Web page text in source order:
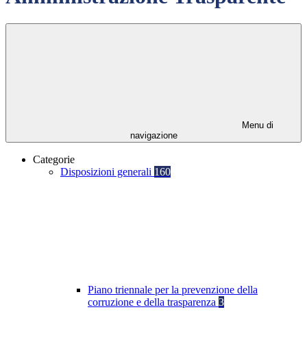
Menu di
navigazione
Categorie
Disposizioni generali 160
Piano triennale per la prevenzione della
corruzione e della trasparenza 3